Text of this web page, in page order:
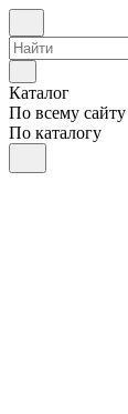
Каталог
По всему сайту
По каталогу